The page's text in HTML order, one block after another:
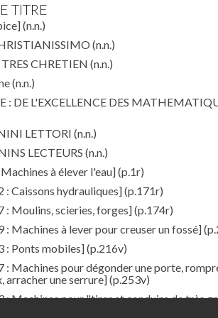
TITRE
(n.n.)
(n.n.)
CHRETIEN (n.n.)
(n.n.)
: DE L'EXCELLENCE DES
LETTORI (n.n.)
LECTEURS (n.n.)
à élever l'eau](p.1r)
: Caissons hydrauliques](p.171r)
: Moulins, scieries, forges](p.174r)
: Machines à lever pour creuser un fossé]
: Ponts mobiles](p.216v)
: Machines pour dégonder une porte,
arracher une serrure](p.253v)
: Machines pour "tirer et conduire de très